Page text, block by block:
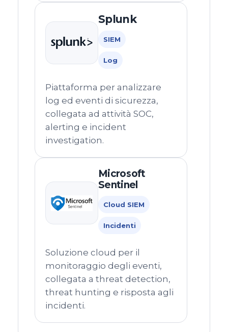
Splunk
SIEM
Log
Piattaforma per analizzare
log ed eventi di sicurezza,
collegata ad attività SOC,
alerting e incident
investigation.
Microsoft
Sentinel
Cloud SIEM
Incidenti
Soluzione cloud per il
monitoraggio degli eventi,
collegata a threat detection,
threat hunting e risposta agli
incidenti.